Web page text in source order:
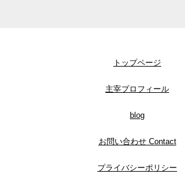
トップページ
主宰プロフィール
blog
お問い合わせ Contact
プライバシーポリシー